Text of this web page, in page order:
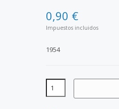
0,90 €
Impuestos incluidos
1954